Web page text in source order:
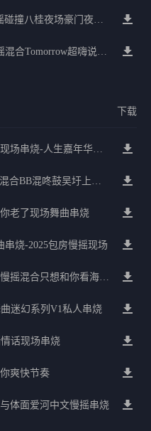
全国语ProgHouse携手打造慢摇碰撞八桂夜场豪门夜宴气氛小串
欣欣猪七夕气氛国粤House慢摇混合Tomorrow超嗨说唱英文House气氛
下载
DJ乞丐2025全中文国粤语Club现场串烧-人生嘉年华私房精选
全粤语Club一生一世包厢嗨曲混合BB混咚鼓吴圩上人酒店有点飘
老了现场舞曲串烧
串烧-2025包房慢摇现场
迷音工作室黎明前的黑暗中文慢摇混合只想和你看海不过失去一点点
迷幻系列V1私人串烧
话现场串烧
爽快节奏
体面爱河中文慢摇串烧